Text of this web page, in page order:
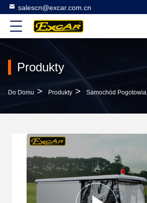
salescn@excar.com.cn
Produkty
Do Domu > Produkty > Samochód Pogotowia